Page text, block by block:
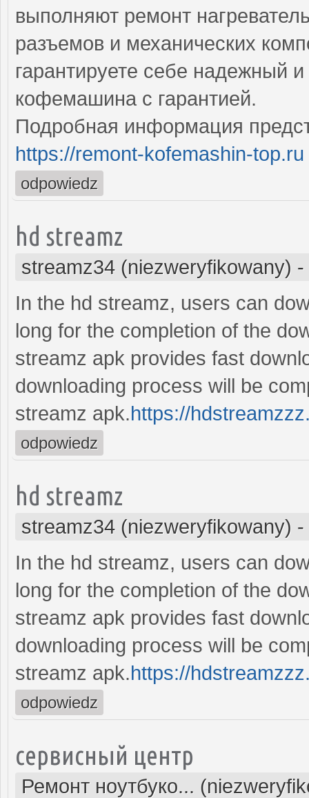
выполняют ремонт
разъемов и механических
гарантируете себе надежный
кофемашина с гарантией.
Подробная информация
https://remont-kofemashin-top.ru
odpowiedz
hd streamz
streamz34 (niezweryfikowany) -
In the hd streamz, users can
long for the completion of the
streamz apk provides fast
downloading process will be
streamz apk.https://
odpowiedz
hd streamz
streamz34 (niezweryfikowany) -
In the hd streamz, users can
long for the completion of the
streamz apk provides fast
downloading process will be
streamz apk.https://
odpowiedz
сервисный центр
Ремонт ноутбуко...